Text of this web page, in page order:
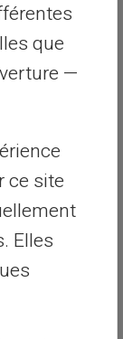
que
—
ce site
Elles